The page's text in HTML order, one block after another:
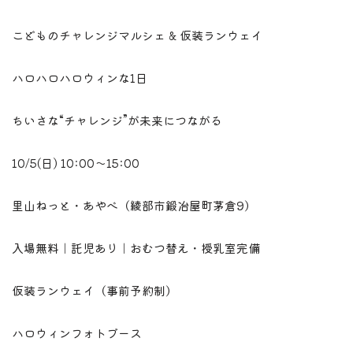
こどものチャレンジマルシェ & 仮装ランウェイ
ハロハロハロウィンな1日
ちいさな“チャレンジ”が未来につながる
10/5(日) 10:00〜15:00
里山ねっと・あやべ（綾部市鍛冶屋町茅倉9）
入場無料｜託児あり｜おむつ替え・授乳室完備
仮装ランウェイ（事前予約制）
ハロウィンフォトブース